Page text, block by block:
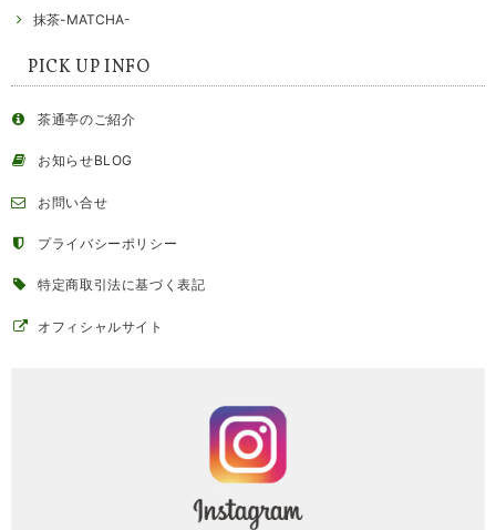
抹茶-MATCHA-
PICK UP INFO
茶通亭のご紹介
お知らせBLOG
お問い合せ
プライバシーポリシー
特定商取引法に基づく表記
オフィシャルサイト